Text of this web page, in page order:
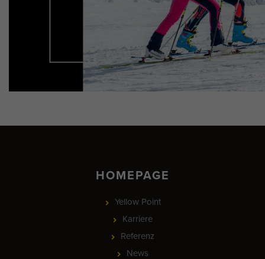
HOMEPAGE
Yellow Point
Karriere
Referenz
News